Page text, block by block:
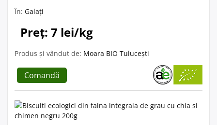
În: Galați
Preț: 7 lei/kg
Produs și vândut de: Moara BIO Tulucești
Comandă